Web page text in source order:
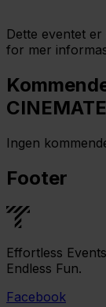
Dette eventet
for mer
Ingen
Footer
Effortless
Endless Fun.
Facebook